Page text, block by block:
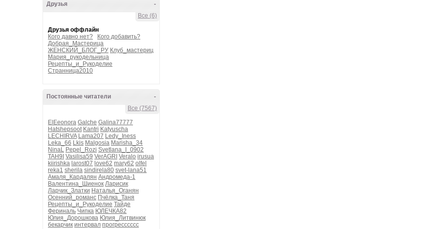
-
Друзья
Все (6)
Друзья оффлайн
Кого давно нет?
Кого добавить?
Добрая_Мастерица
ЖЕНСКИЙ_БЛОГ_РУ Клуб_мастериц
Мария_рукодельница
Рецепты_и_Рукоделие
Странница2010
-
Постоянные читатели
Все (7567)
ElEeonora Galche Galina77777
Hatshepsoot Kantri Katyuscha
LECHIRVA Lama207 Ledy_Iness
Leka_66 Lkis Malgosia Marisha_34
NinaL Pepel_Rozi Svetlana_I_0902
TAH9I Vasilisa59 VerAGRI Veralo irusua
kiirishka larost07 love62 mary62 olfel
reka1 sherila sindirela80 svet-lana51
Амаля_Кардалян Андромеда-1
Валентина_Шиенок Ларисик
Ларчик_Златки Наталья_Оганян
Осенний_романс Пчёлка_Таня
Рецепты_и_Рукоделие Тайде
Фериналь Чипка ЮЛЕЧКА82
Юлия_Дорошкова Юлия_Литвинюк
бекарчик интервал прогресссссс